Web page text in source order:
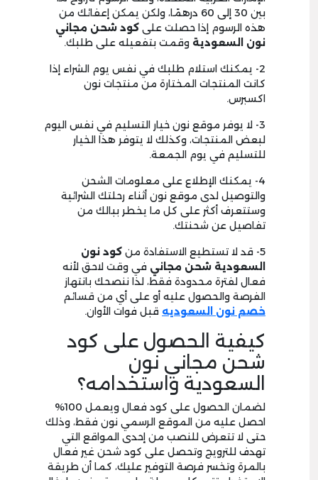
بين 30 إلى 60 درهمًا، ولكن يمكن إعفائك من
هذه الرسوم إذا حصلت على كود شحن مجاني
نون السعودية وقمت بتفعيله على طلبك.
2- يمكنك استلام طلبك في نفس يوم الشراء إذا
كانت المنتجات المختارة من منتجات نون
اكسبرس.
3- لا يوفر موقع نون خيار التسليم في نفس اليوم
لبعض المنتجات، وكذلك لا يتوفر هذا الخيار
للتسليم في يوم الجمعة.
4- يمكنك الإطلاع على معلومات الشحن
والتوصيل لدى موقع نون أثناء رحلتك الشرائية
وستتعرف أكثر على كل ما يخطر ببالك من
تفاصيل عن شحنتك.
5- قد لا تستطيع الاستفادة من
كود نون
السعودية شحن مجاني في وقت لاحق لأنه
فعال لفترة محدودة فقط، لذا ننصحك بانتهاز
الفرصة والحصول عليه أو على أي من قسائم
خصم نون السعوديه قبل فوات الأوان.
كيفية الحصول على كود
شحن مجاني نون
السعودية واستخدامه؟
لضمان الحصول على كود فعال ويعمل 100%
احصل عليه من الموقع الرسمي نون فقط، وذلك
حتى لا تتعرض للنصب من إحدى المواقع التي
تهدف للترويج وتحصل على كود شحن غير فعال
بالمرة وتخسر فرصة التوفير عليك، كما أن طريقة